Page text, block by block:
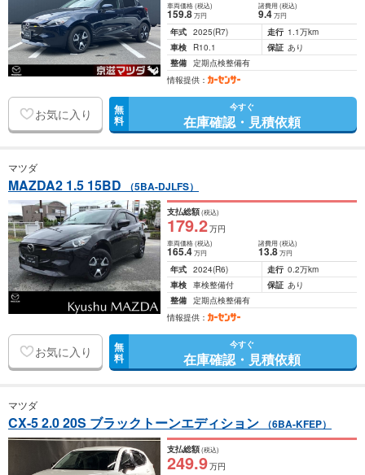
車両価格(税込)
159.8万円
諸費用 (税込)
9.4 万円
年式 2025(R7) 走行 1.1万km
車検
R10.1 保証 あり
整備 定期点検整備有
情報提供：
お気に入り 無
料
今すぐ
在庫確認・見積依頼
マツダ
MAZDA2 1.5 15BD （5BA-DJLFS）
支払総額(税込)
179.2万円
車両価格(税込)
165.4万円
諸費用 (税込)
13.8 万円
年式 2024(R6) 走行 0.2万km
車検 車検整備付 保証 あり
整備 定期点検整備有
情報提供：
お気に入り 無
料
今すぐ
在庫確認・見積依頼
マツダ
CX-5 2.0 20S ブラックトーンエディション （6BA-KFEP）
支払総額(税込)
249.9万円